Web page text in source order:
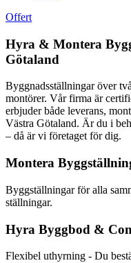
Offert
Hyra & Montera
Götaland
Byggnadsställningar över
montörer. Vår firma är
erbjuder både leverans,
Västra Götaland. Är du i
– då är vi företaget för dig.
Montera
Byggställningar för alla
ställningar.
Hyra Byggbod &
Flexibel uthyrning - Du